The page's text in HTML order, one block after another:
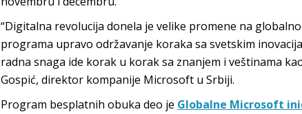
“Digitalna revolucija donela je velike promene na
programa upravo održavanje koraka sa svetskim
radna snaga ide korak u korak sa znanjem i veštinama
Gospić, direktor kompanije Microsoft u Srbiji.
Program besplatnih obuka deo je Globalne Microsoft